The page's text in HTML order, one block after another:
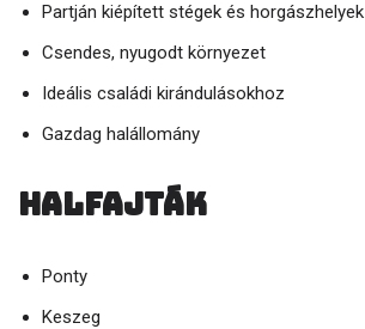
Partján kiépített stégek és horgászhelyek
Csendes, nyugodt környezet
Ideális családi kirándulásokhoz
Gazdag halállomány
Halfajták
Ponty
Keszeg